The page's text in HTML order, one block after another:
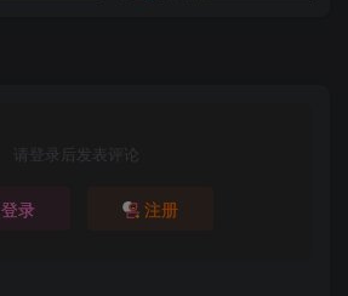
请登录后发表评论
登录 注册